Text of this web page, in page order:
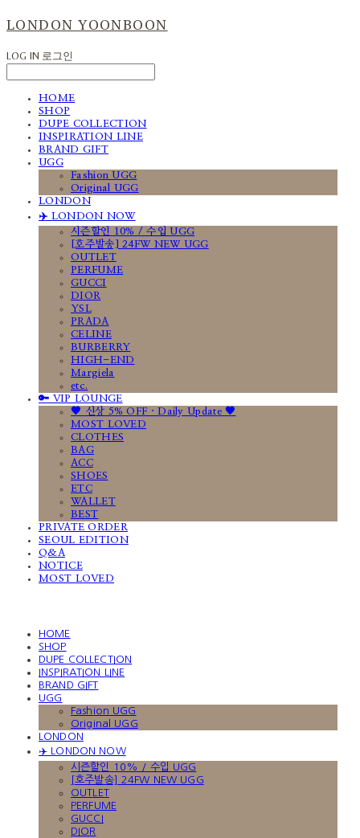
LONDON YOONBOON
LOG IN 로그인
HOME
SHOP
DUPE COLLECTION
INSPIRATION LINE
BRAND GIFT
UGG
Fashion UGG
Original UGG
LONDON
✈️ LONDON NOW
시즌할인 10% / 수입 UGG
[호주발송] 24FW NEW UGG
OUTLET
PERFUME
GUCCI
DIOR
YSL
PRADA
CELINE
BURBERRY
HIGH-END
Margiela
etc.
🔑 VIP LOUNGE
🤎 신상 5% OFF · Daily Update 🤎
MOST LOVED
CLOTHES
BAG
ACC
SHOES
ETC
WALLET
BEST
PRIVATE ORDER
SEOUL EDITION
Q&A
NOTICE
MOST LOVED
HOME
SHOP
DUPE COLLECTION
INSPIRATION LINE
BRAND GIFT
UGG
Fashion UGG
Original UGG
LONDON
✈️ LONDON NOW
시즌할인 10% / 수입 UGG
[호주발송] 24FW NEW UGG
OUTLET
PERFUME
GUCCI
DIOR